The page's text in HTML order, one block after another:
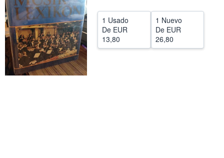
Comenzar a vender
Ayuda
CERRAR
1 Usado
De EUR
13,80
1 Nuevo
De EUR
26,80